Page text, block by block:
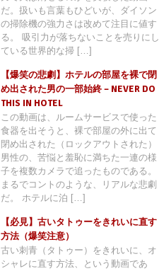
だ。扱いも言葉もひどいが、ダイソン
の掃除機の強力さは改めて注目に値す
る。 吸引力が落ちないことを売りにし
ている世界的な掃 […]
【爆笑の悲劇】ホテルの部屋を裸で閉
め出された男の一部始終 – NEVER DO
THIS IN HOTEL
この動画は、ルームサービスで使った
食器を出そうと、裸で部屋の外に出て
閉め出された（ロックアウトされた）
男性の、苦悩と羞恥に満ちた一連の様
子を複数カメラで追ったものである。
まるでコントのような、リアルな悲劇
だ。 ホテルに泊 […]
【必見】古いタトゥーをきれいに直す
方法（爆笑注意）
古い刺青（タトゥー）をきれいに、オ
シャレに直す方法、という動画であ